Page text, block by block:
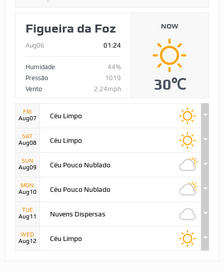
Figueira da Foz
Aug06 01:24
Humidade
44%
Pressão
1019
Vento
2.24mph
NOW
30℃
FRI
Aug07
Céu Limpo
SAT
Aug08
Céu Limpo
SUN
Aug09
Céu Pouco Nublado
MON
Aug10
Céu Pouco Nublado
TUE
Aug11
Nuvens Dispersas
WED
Aug12
Céu Limpo